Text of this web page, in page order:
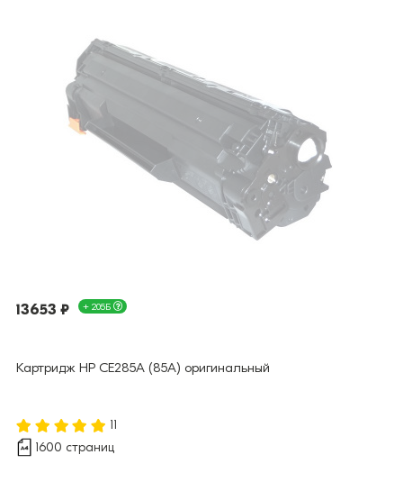
13653 ₽ + 205Б
Картридж HP CE285A (85A) оригинальный
11
1600 страниц